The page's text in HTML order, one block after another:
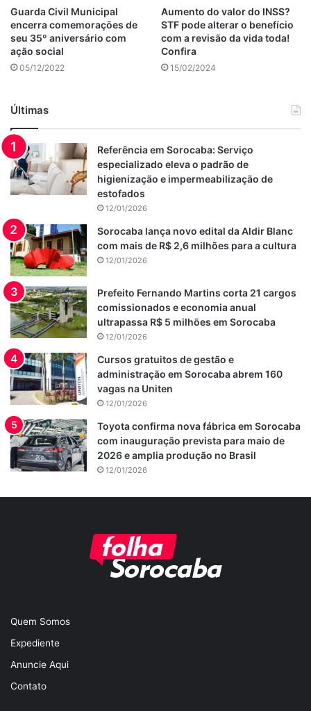
Guarda Civil Municipal
encerra comemorações de
seu 35º aniversário com
ação social
05/12/2022
Aumento do valor do INSS?
STF pode alterar o benefício
com a revisão da vida toda!
Confira
15/02/2024
Últimas
Referência em Sorocaba: Serviço
especializado eleva o padrão de
higienização e impermeabilização de
estofados
12/01/2026
Sorocaba lança novo edital da Aldir Blanc
com mais de R$ 2,6 milhões para a cultura
12/01/2026
Prefeito Fernando Martins corta 21 cargos
comissionados e economia anual
ultrapassa R$ 5 milhões em Sorocaba
12/01/2026
Cursos gratuitos de gestão e
administração em Sorocaba abrem 160
vagas na Uniten
12/01/2026
Toyota confirma nova fábrica em Sorocaba
com inauguração prevista para maio de
2026 e amplia produção no Brasil
12/01/2026
Quem Somos
Expediente
Anuncie Aqui
Contato